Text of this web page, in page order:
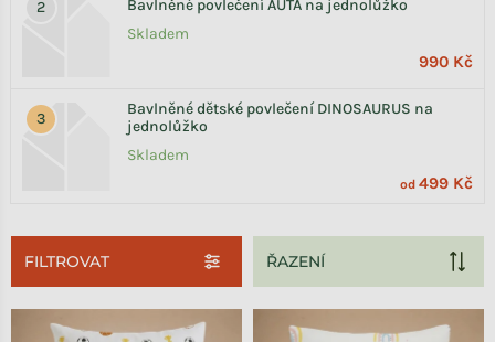
Bavlněné povlečení AUTA na jednolůžko
Skladem
990 Kč
Bavlněné dětské povlečení DINOSAURUS na
jednolůžko
Skladem
od 499 Kč
FILTROVAT
Výpis produktů